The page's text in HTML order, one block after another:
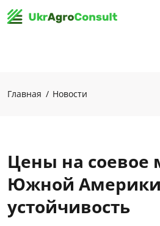
Главная Новости
Цены на соевое
Южной Америки
устойчивость